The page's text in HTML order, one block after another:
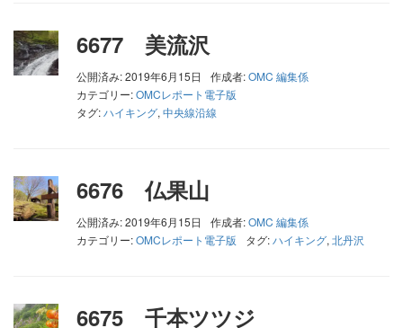
6677 美流沢
公開済み: 2019年6月15日 作成者:OMC 編集係
カテゴリー:OMCレポート電子版
タグ:ハイキング, 中央線沿線
6676 仏果山
公開済み: 2019年6月15日 作成者:OMC 編集係
カテゴリー:OMCレポート電子版 タグ:ハイキング, 北丹沢
6675 千本ツツジ